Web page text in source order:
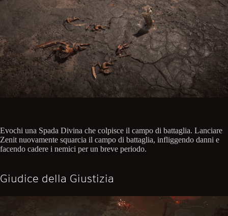
Evochi una Spada Divina che colpisce il campo di battaglia. Lanciare
Zenit nuovamente squarcia il campo di battaglia, infliggendo danni e
facendo cadere i nemici per un breve periodo.
Giudice della Giustizia